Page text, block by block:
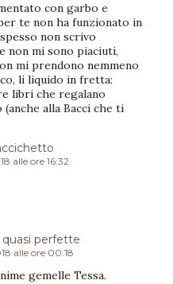
con garbo e
te non ha funzionato in
non scrivo
non mi sono piaciuti,
mi prendono nemmeno
li liquido in fretta:
libri che regalano
alla Bacci che ti
alle ore 16:32
perfette
alle ore 00:18
gemelle Tessa.